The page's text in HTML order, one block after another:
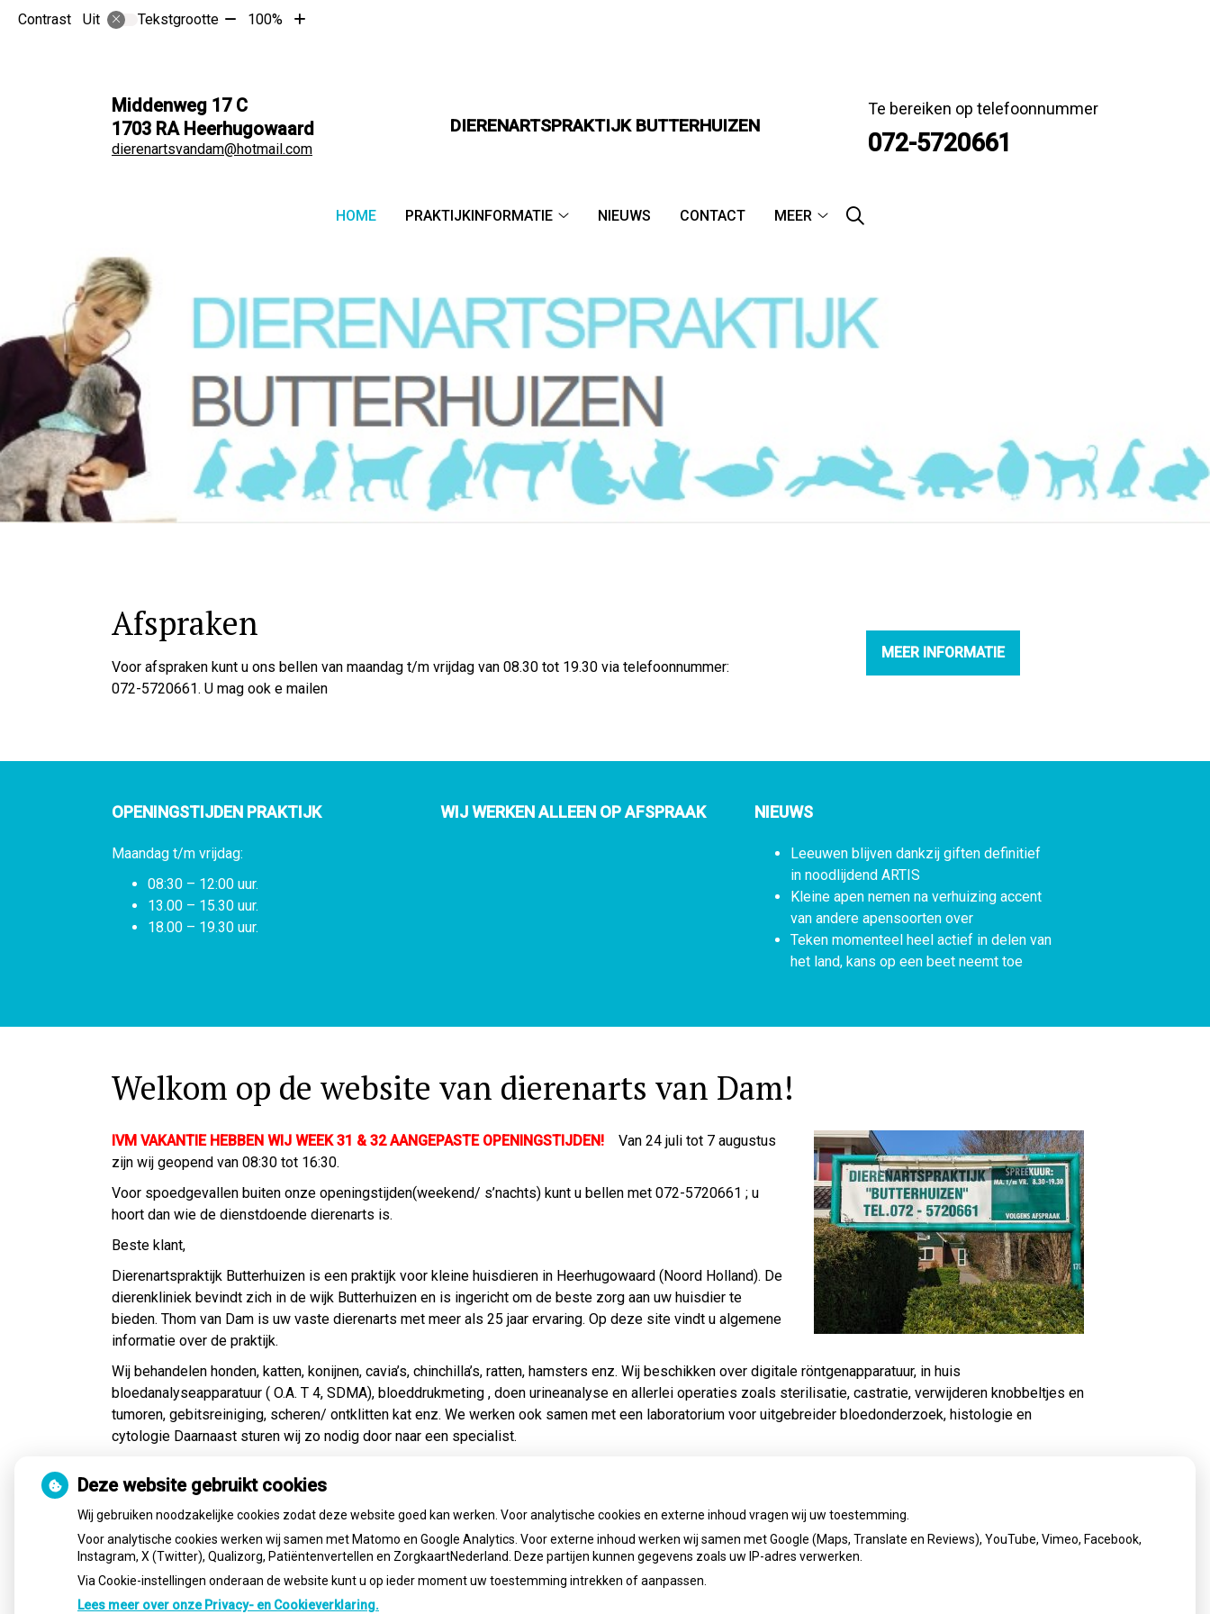
Contrast Uit Tekstgrootte Tekst100%
Tekst
Middenweg 17 C
1703 RA Heerhugowaard
dierenartsvandam@hotmail.com
DIERENARTSPRAKTIJK BUTTERHUIZEN
Te bereiken op telefoonnummer
072-5720661
HOME
PRAKTIJKINFORMATIE
NIEUWS CONTACT
MEER
Afspraken
Voor afspraken kunt u ons bellen van maandag t/m vrijdag van 08.30 tot 19.30 via telefoonnummer:
072-5720661. U mag ook e mailen
MEER INFORMATIE
OPENINGSTIJDEN PRAKTIJK
Maandag t/m vrijdag:
08:30 – 12:00 uur.
13.00 – 15.30 uur.
18.00 – 19.30 uur.
WIJ WERKEN ALLEEN OP AFSPRAAK NIEUWS
Leeuwen blijven dankzij giften definitief
in noodlijdend ARTIS
Kleine apen nemen na verhuizing accent
van andere apensoorten over
Teken momenteel heel actief in delen van
het land, kans op een beet neemt toe
Welkom op de website van dierenarts van Dam!
IVM VAKANTIE HEBBEN WIJ WEEK 31 & 32 AANGEPASTE OPENINGSTIJDEN! Van 24 juli tot 7 augustus
zijn wij geopend van 08:30 tot 16:30.
Voor spoedgevallen buiten onze openingstijden(weekend/ s’nachts) kunt u bellen met 072-5720661 ; u
hoort dan wie de dienstdoende dierenarts is.
Beste klant,
Dierenartspraktijk Butterhuizen is een praktijk voor kleine huisdieren in Heerhugowaard (Noord Holland). De
dierenkliniek bevindt zich in de wijk Butterhuizen en is ingericht om de beste zorg aan uw huisdier te
bieden. Thom van Dam is uw vaste dierenarts met meer als 25 jaar ervaring. Op deze site vindt u algemene
informatie over de praktijk.
Wij behandelen honden, katten, konijnen, cavia’s, chinchilla’s, ratten, hamsters enz. Wij beschikken over digitale röntgenapparatuur, in huis
bloedanalyseapparatuur ( O.A. T 4, SDMA), bloeddrukmeting , doen urineanalyse en allerlei operaties zoals sterilisatie, castratie, verwijderen knobbeltjes en
tumoren, gebitsreiniging, scheren/ ontklitten kat enz. We werken ook samen met een laboratorium voor uitgebreider bloedonderzoek, histologie en
cytologie Daarnaast sturen wij zo nodig door naar een specialist.
Wij verzorgen ook indien gewenst euthanasie aan huis.
WE WERKEN ALLEEN OP AFSPRAAK;VOOR HET MAKEN VAN EEN AFSPRAAK KUNT U ONS BEREIKEN OP072-5720661.
VOOR VOER EN MEDICIJNEN KUNT U WEL GEWOON ZO BINNENLOPEN TIJDENS DE OPENINGSTIJDEN.
VOOR EEN CONSULT MOET U EEN AFSPRAAK MAKEN
Deze website gebruikt cookies
Wij gebruiken noodzakelijke cookies zodat deze website goed kan werken. Voor analytische cookies en externe inhoud vragen wij uw toestemming.
Voor analytische cookies werken wij samen met Matomo en Google Analytics. Voor externe inhoud werken wij samen met Google (Maps, Translate en Reviews), YouTube, Vimeo, Facebook,
Instagram, X (Twitter), Qualizorg, Patiëntenvertellen en ZorgkaartNederland. Deze partijen kunnen gegevens zoals uw IP-adres verwerken.
Via Cookie-instellingen onderaan de website kunt u op ieder moment uw toestemming intrekken of aanpassen.
Lees meer over onze Privacy- en Cookieverklaring.